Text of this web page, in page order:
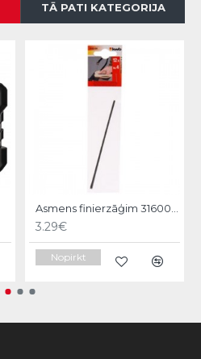
TĀ PATI KATEGORIJA
Asmens finierzāģim 316000 12gb KWB
3.29€
Nopirkt